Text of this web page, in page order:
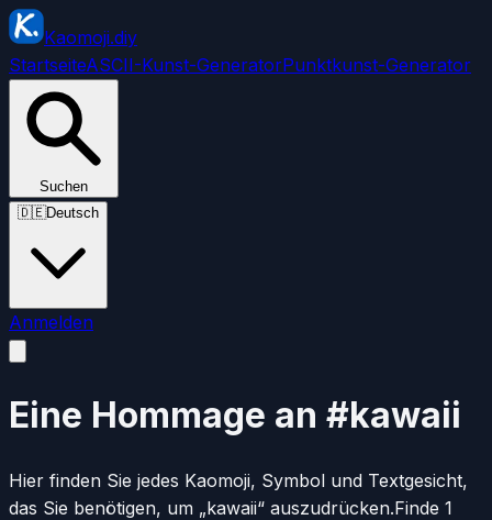
Kaomoji.diy
StartseiteASCII-Kunst-GeneratorPunktkunst-Generator
Suchen
🇩🇪Deutsch
Anmelden
Eine Hommage an #kawaii
Hier finden Sie jedes Kaomoji, Symbol und Textgesicht,
das Sie benötigen, um „kawaii“ auszudrücken.Finde 1